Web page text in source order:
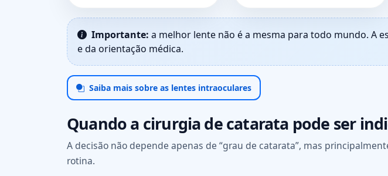
Importante: a melhor lente não é a mesma para todo mundo. A
e da orientação médica.
Saiba mais sobre as lentes intraoculares
Quando a cirurgia de catarata pode ser
A decisão não depende apenas de “grau de catarata”, mas
rotina.